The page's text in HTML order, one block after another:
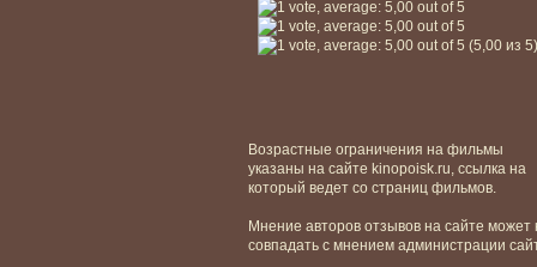
(5,00 из 5)
Возрастные ограничения на фильмы
указаны на сайте kinopoisk.ru, ссылка на
который ведет со страниц фильмов.
Мнение авторов отзывов на сайте может
совпадать с мнением администрации